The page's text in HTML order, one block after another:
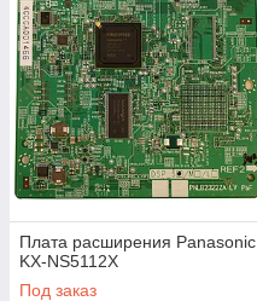
Плата расширения Panasonic
KX-NS5112X
Под заказ